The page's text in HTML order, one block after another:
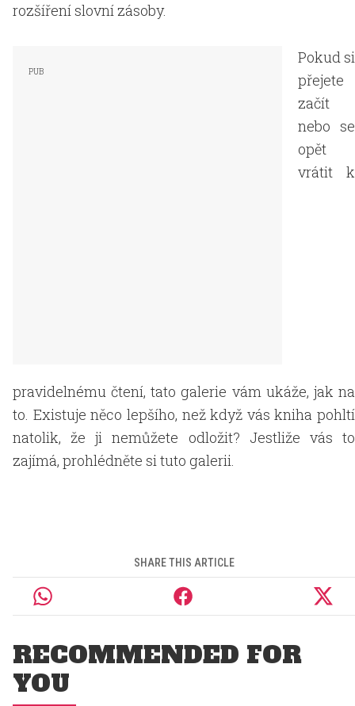
rozšíření slovní zásoby.
Pokud si
přejete
začít
nebo se
opět
vrátit k
pravidelnému čtení, tato galerie vám ukáže, jak na
to. Existuje něco lepšího, než když vás kniha pohltí
natolik, že ji nemůžete odložit? Jestliže vás to
zajímá, prohlédněte si tuto galerii.
SHARE THIS ARTICLE
RECOMMENDED FOR
YOU